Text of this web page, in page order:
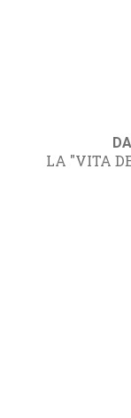
LA "VITA